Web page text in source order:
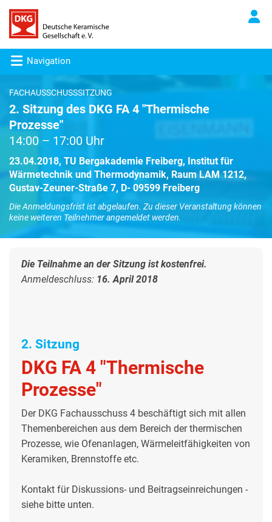
Navigation
FACHAUSSCHUSSSITZUNG
2. Sitzung des DKG FA 4 "Thermische
Prozesse"
14:00 – 17:00 Uhr
23.04.2018, TU Bergakademie Freiberg, Institut für
Wärmetechnik und Thermodynamik, Raum LAM 1212,
Gustav-Zeuner-Straße 7, D- 09599 Freiberg
Die Anmeldungsfrist ist abgelaufen. Zu dieser Veranstaltung können
keine weiteren Teilnehmer angemeldet werden.
Die Teilnahme an der Sitzung ist kostenfrei.
Anmeldeschluss: 16. April 2018
2. Sitzung
DKG FA 4 "Thermische
Prozesse"
Der DKG Fachausschuss 4 beschäftigt sich mit allen
Themenbereichen aus dem Bereich der thermischen
Prozesse, wie Ofenanlagen, Wärmeleitfähigkeiten von
Keramiken, Brennstoffe etc.
Kontakt für Diskussions- und Beitragseinreichungen -
siehe bitte unten.